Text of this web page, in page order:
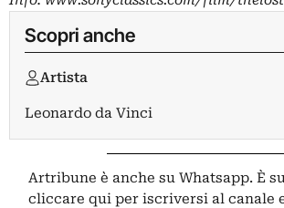
Scopri anche
Artista
Leonardo da Vinci
Artribune è anche su Whatsapp. È
cliccare qui per iscriversi al canale